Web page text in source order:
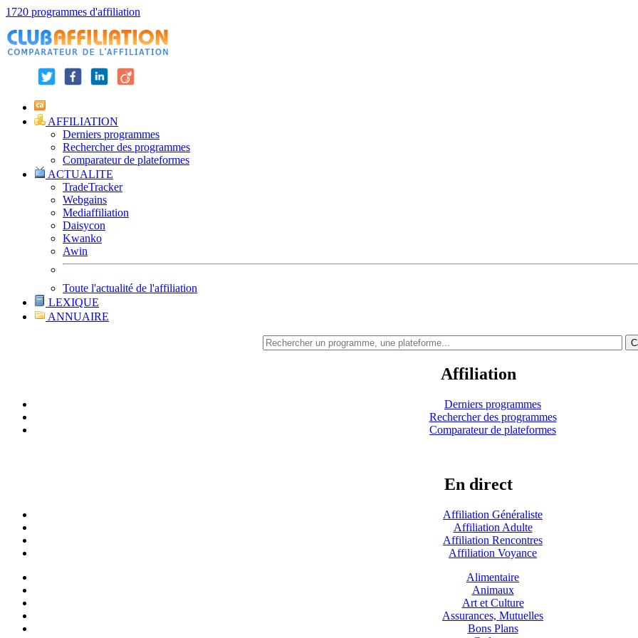
1720 programmes d'affiliation
AFFILIATION
Derniers programmes
Rechercher des programmes
Comparateur de plateformes
ACTUALITE
TradeTracker
Webgains
Mediaffiliation
Daisycon
Kwanko
Awin
Toute l'actualité de l'affiliation
LEXIQUE
ANNUAIRE
Affiliation
Derniers programmes
Rechercher des programmes
Comparateur de plateformes
En direct
Affiliation Généraliste
Affiliation Adulte
Affiliation Rencontres
Affiliation Voyance
Alimentaire
Animaux
Art et Culture
Assurances, Mutuelles
Bons Plans